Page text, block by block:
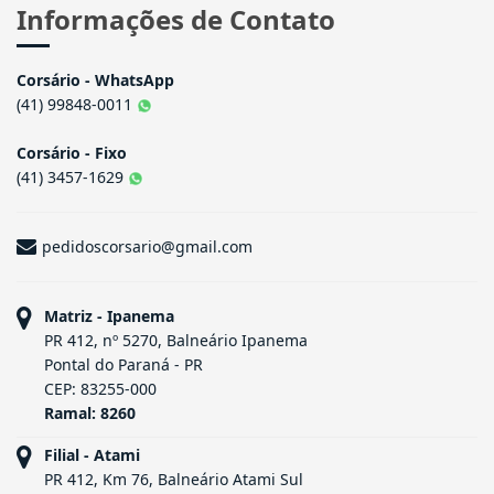
Informações de Contato
Corsário - WhatsApp
(41) 99848-0011
Corsário - Fixo
(41) 3457-1629
pedidoscorsario@gmail.com
Matriz - Ipanema
PR 412, nº 5270, Balneário Ipanema
Pontal do Paraná - PR
CEP: 83255-000
Ramal: 8260
Filial - Atami
PR 412, Km 76, Balneário Atami Sul